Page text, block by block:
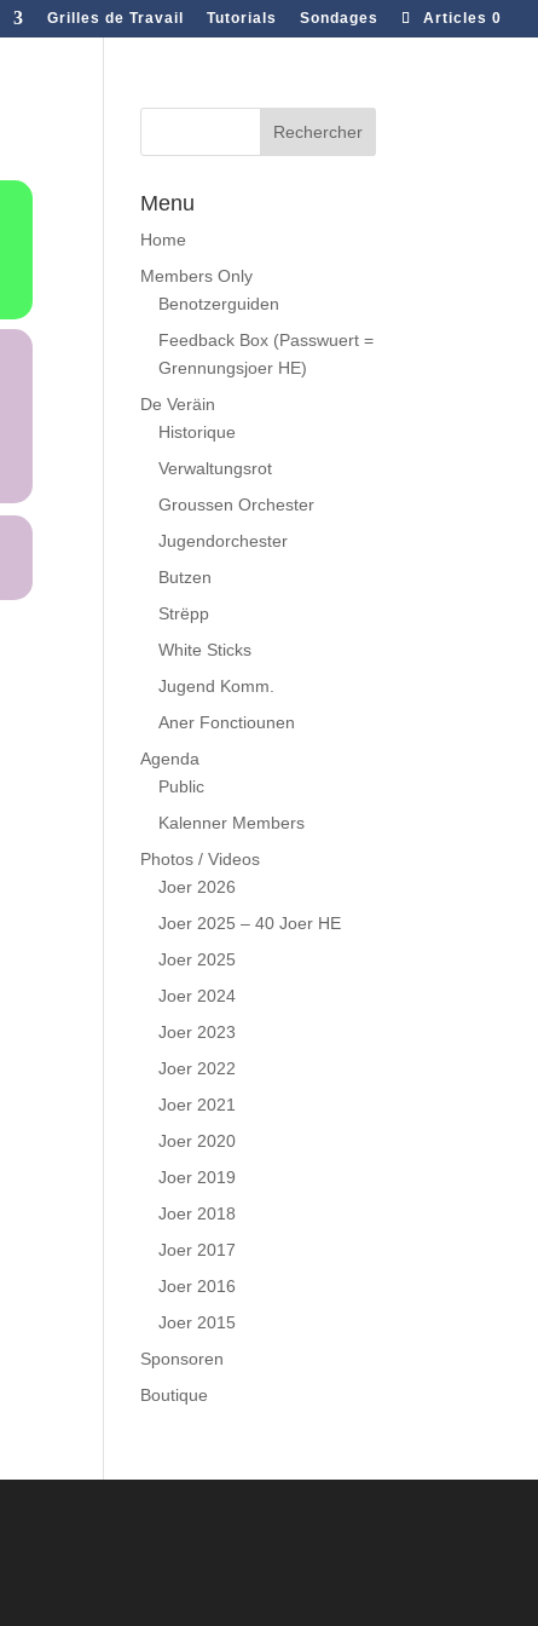
Grilles de Travail Tutorials Sondages Articles 0
Menu
Home
Members Only
Benotzerguiden
Feedback Box (Passwuert =
Grennungsjoer HE)
De Veräin
Historique
Verwaltungsrot
Groussen Orchester
Jugendorchester
Butzen
Strëpp
White Sticks
Jugend Komm.
Aner Fonctiounen
Agenda
Public
Kalenner Members
Photos / Videos
Joer 2026
Joer 2025 – 40 Joer HE
Joer 2025
Joer 2024
Joer 2023
Joer 2022
Joer 2021
Joer 2020
Joer 2019
Joer 2018
Joer 2017
Joer 2016
Joer 2015
Sponsoren
Boutique